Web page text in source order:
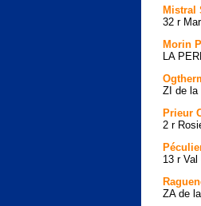
Mistral
32 r
Morin
LA
ZI de la
Prieur
2 r
13 r
ZA de